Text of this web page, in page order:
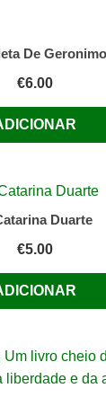
De
€6.00
Duarte
€5.00